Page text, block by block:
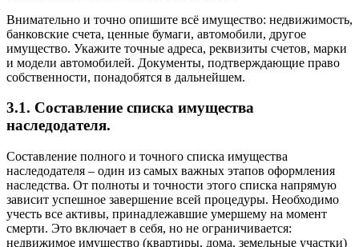
Внимательно и точно опишите всё имущество: недвижимость,
банковские счета, ценные бумаги, автомобили, другое
имущество. Укажите точные адреса, реквизиты счетов, марки
и модели автомобилей. Документы, подтверждающие право
собственности, понадобятся в дальнейшем.
3.1. Составление списка имущества
наследодателя.
Составление полного и точного списка имущества
наследодателя – один из самых важных этапов оформления
наследства. От полноты и точности этого списка напрямую
зависит успешное завершение всей процедуры. Необходимо
учесть все активы, принадлежавшие умершему на момент
смерти. Это включает в себя, но не ограничивается:
недвижимое имущество (квартиры, дома, земельные участки)